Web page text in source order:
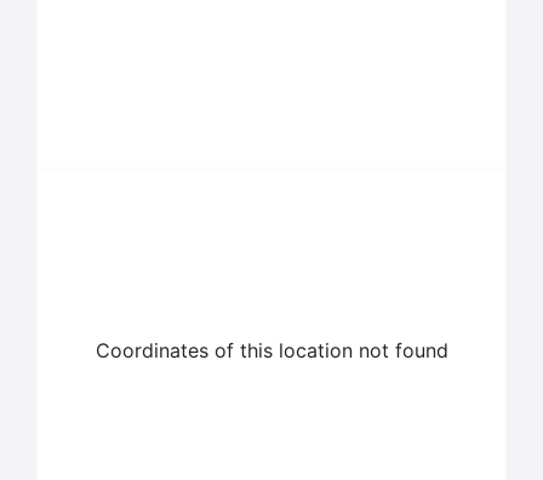
Coordinates of this location not found